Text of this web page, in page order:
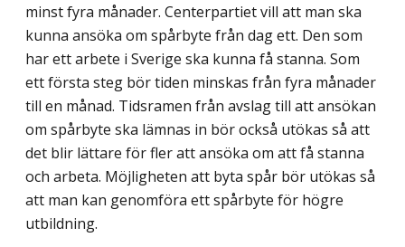
minst fyra månader. Centerpartiet vill att man ska
kunna ansöka om spårbyte från dag ett. Den som
har ett arbete i Sverige ska kunna få stanna. Som
ett första steg bör tiden minskas från fyra månader
till en månad. Tidsramen från avslag till att ansökan
om spårbyte ska lämnas in bör också utökas så att
det blir lättare för fler att ansöka om att få stanna
och arbeta. Möjligheten att byta spår bör utökas så
att man kan genomföra ett spårbyte för högre
utbildning.